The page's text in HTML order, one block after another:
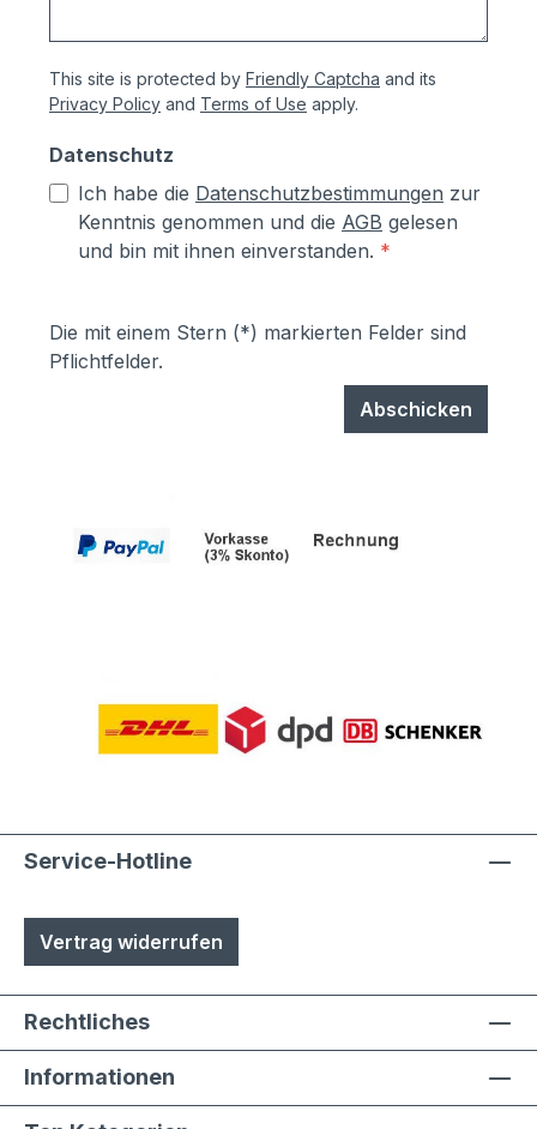
This site is protected by Friendly Captcha and its
Privacy Policy and Terms of Use apply.
Datenschutz
Ich habe die Datenschutzbestimmungen zur
Kenntnis genommen und die AGB gelesen
und bin mit ihnen einverstanden. *
Die mit einem Stern (*) markierten Felder sind
Pflichtfelder.
Abschicken
Service-Hotline
Vertrag widerrufen
Rechtliches
Informationen